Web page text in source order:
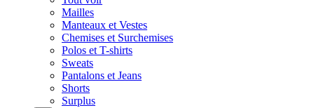
Mailles
Manteaux et Vestes
Chemises et Surchemises
Polos et T-shirts
Sweats
Pantalons et Jeans
Shorts
Surplus